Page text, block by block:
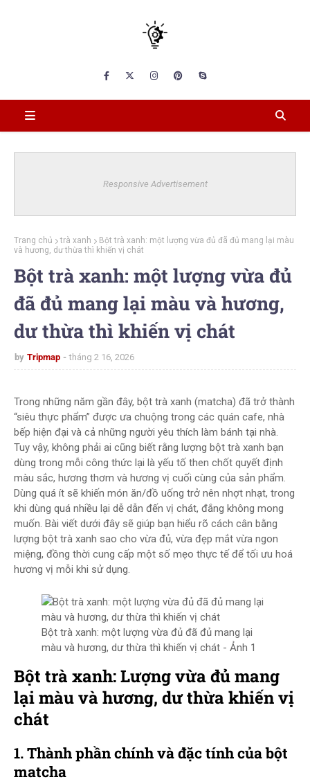
Responsive Advertisement
Trang chủ trà xanh
Bột trà xanh: một lượng vừa đủ đã đủ mang lại màu
và hương, dư thừa thì khiến vị chát
Bột trà xanh: một lượng vừa đủ
đã đủ mang lại màu và hương,
dư thừa thì khiến vị chát
by Tripmap tháng 2 16, 2026
Trong những năm gần đây, bột trà xanh (matcha) đã trở thành
“siêu thực phẩm” được ưa chuộng trong các quán cafe, nhà
bếp hiện đại và cả những người yêu thích làm bánh tại nhà.
Tuy vậy, không phải ai cũng biết rằng lượng bột trà xanh bạn
dùng trong mỗi công thức lại là yếu tố then chốt quyết định
màu sắc, hương thơm và hương vị cuối cùng của sản phẩm.
Dùng quá ít sẽ khiến món ăn/đồ uống trở nên nhợt nhạt, trong
khi dùng quá nhiều lại dễ dẫn đến vị chát, đắng không mong
muốn. Bài viết dưới đây sẽ giúp bạn hiểu rõ cách cân bằng
lượng bột trà xanh sao cho vừa đủ, vừa đẹp mắt vừa ngon
miệng, đồng thời cung cấp một số mẹo thực tế để tối ưu hoá
hương vị mỗi khi sử dụng.
Bột trà xanh: một lượng vừa đủ đã đủ mang lại
màu và hương, dư thừa thì khiến vị chát - Ảnh 1
Bột trà xanh: Lượng vừa đủ mang
lại màu và hương, dư thừa khiến vị
chát
1. Thành phần chính và đặc tính của bột
matcha